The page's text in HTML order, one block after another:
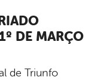
DE MARÇO
de Triunfo